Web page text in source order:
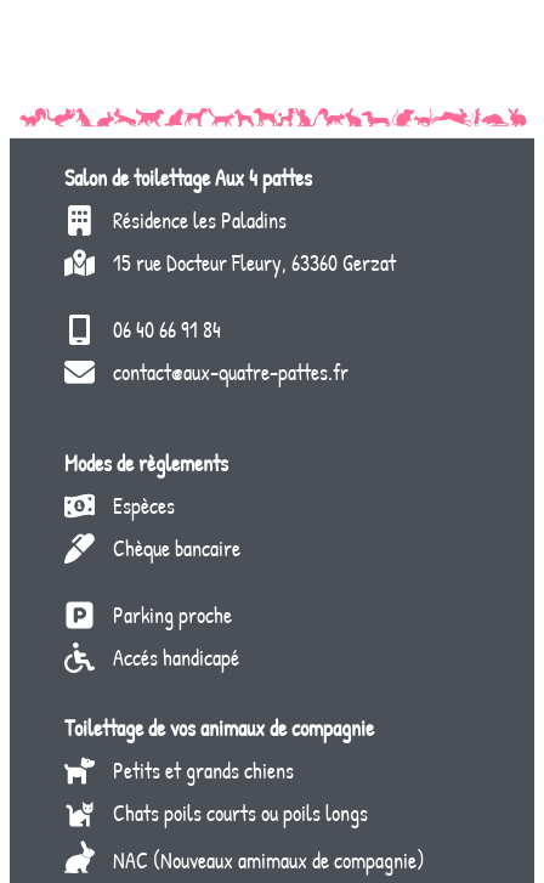
Salon de toilettageAux 4 pattes
Résidence les Paladins
15 rue Docteur Fleury, 63360 Gerzat
06 40 66 91 84
contact@aux-quatre-pattes.fr
Modes de règlements
Espèces
Chèque bancaire
Parking proche
Accés handicapé
Toilettage de vos animaux de compagnie
Petits et grands chiens
Chats poils courts ou poils longs
NAC (Nouveaux amimaux de compagnie)